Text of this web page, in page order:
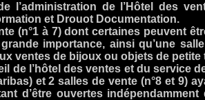
l’administration de l’Hôtel des
et Drouot Documentation.
(n°1 à 7) dont certaines peuvent
importance, ainsi qu’une
ventes de bijoux ou objets de petite
de l’hôtel des ventes et du service
et 2 salles de vente (n°8 et 9)
d’être ouvertes